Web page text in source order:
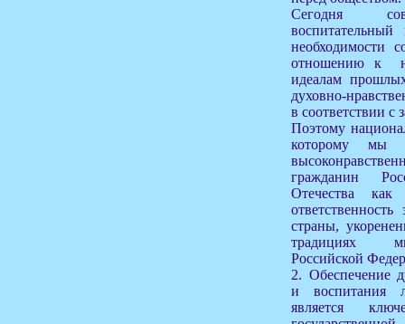
Сегодня
воспитательный
необходимости
отношению к
идеалам
духовно-
в соответствии с
Поэтому
которому мы
гражданин
Отечества
страны,
традициях
Российской
2. Обеспечение
и воспитания
является